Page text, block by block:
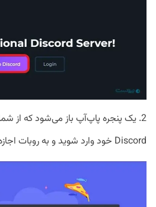
2. یک پنجره پاپ‌آپ باز می‌شود که از
Discord خود وارد شوید و به روبات اجازه دسترسی دهید.